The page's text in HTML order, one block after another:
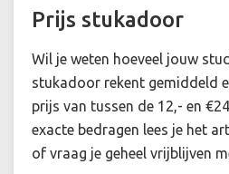
Prijs stukadoor
Wil je weten hoeveel jouw
stukadoor rekent gemiddeld
prijs van tussen de 12,- en
exacte bedragen lees je het
of vraag je geheel vrijblijven